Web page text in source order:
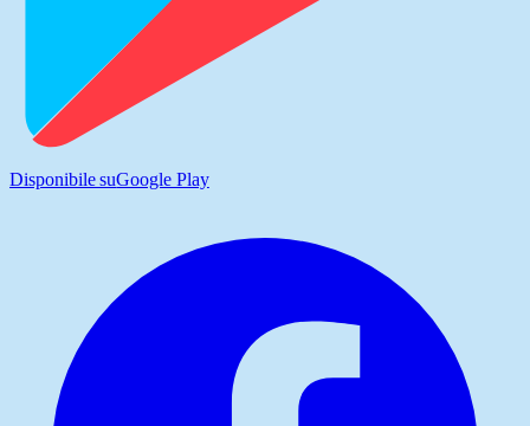
Disponibile suGoogle Play